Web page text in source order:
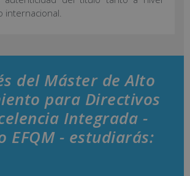
internacional.
del Máster de Alto
para Directivos
Integrada -
EFQM - estudiarás: